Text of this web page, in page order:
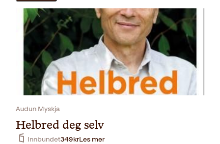
Audun Myskja
Helbred deg selv
Innbundet349krLes mer